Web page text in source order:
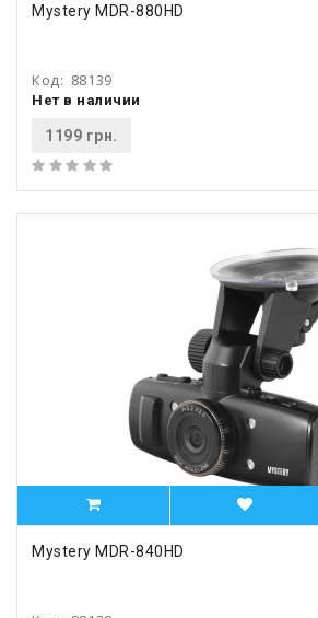
Mystery MDR-880HD
Код: 88139
Нет в наличии
1199 грн.
Mystery MDR-840HD